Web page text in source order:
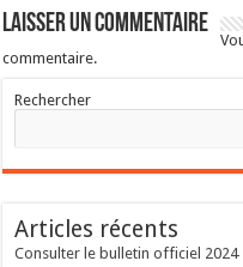
Laisser un commentaire
commentaire.
Rechercher
Articles récents
Consulter le bulletin officiel 2024